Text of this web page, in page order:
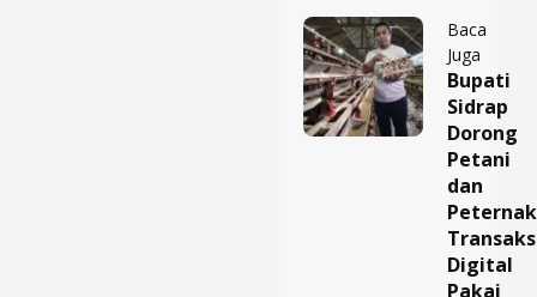
Baca
Juga
Bupati
Sidrap
Dorong
Petani
dan
Peternak
Digital
Pakai